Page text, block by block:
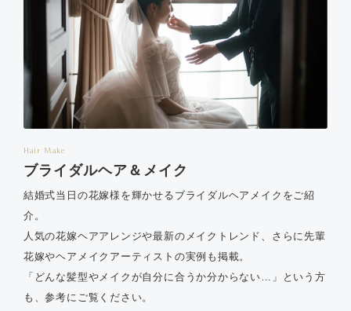
Hair Make
ブライダルヘア＆メイク
結婚式当日の花嫁様を輝かせるブライダルヘアメイクをご紹
介。
人気の花嫁ヘアアレンジや最新のメイクトレンド、さらに先輩
花嫁やヘアメイクアーティストの実例も掲載。
「どんな髪型やメイクが自分に合うか分からない…」という方
も、参考にご覧ください。